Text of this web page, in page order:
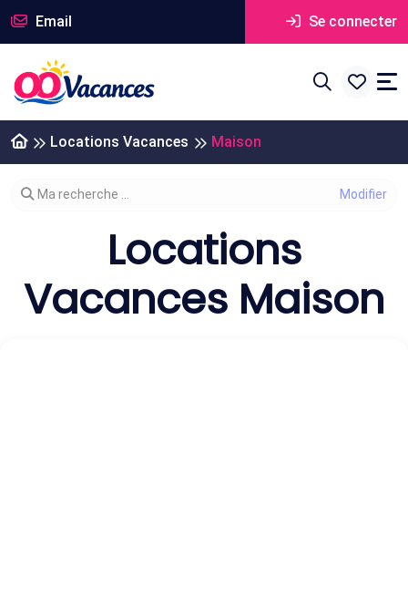
Email Se connecter
Locations Vacances Maison
Modifier votre recherche
Ma recherche ...
Locations
Vacances Maison